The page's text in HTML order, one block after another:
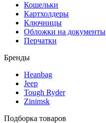
Кошельки
Картхолдеры
Ключницы
Обложки на документы
Перчатки
Бренды
Heanbag
Jeep
Tough Ryder
Zinimsk
Подборка товаров